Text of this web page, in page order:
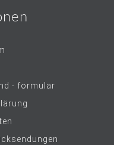
- formular